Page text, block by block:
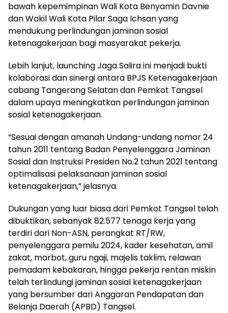
bawah kepemimpinan Wali Kota Benyamin Davnie
dan Wakil Wali Kota Pilar Saga Ichsan yang
mendukung perlindungan jaminan sosial
ketenagakerjaan bagi masyarakat pekerja.
Lebih lanjut, launching Jaga Salira ini menjadi bukti
kolaborasi dan sinergi antara BPJS Ketenagakerjaan
cabang Tangerang Selatan dan Pemkot Tangsel
dalam upaya meningkatkan perlindungan jaminan
sosial ketenagakerjaan.
“Sesuai dengan amanah Undang-undang nomor 24
tahun 2011 tentang Badan Penyelenggara Jaminan
Sosial dan Instruksi Presiden No.2 tahun 2021 tentang
optimalisasi pelaksanaan jaminan sosial
ketenagakerjaan,” jelasnya.
Dukungan yang luar biasa dari Pemkot Tangsel telah
dibuktikan, sebanyak 82.577 tenaga kerja yang
terdiri dari Non-ASN, perangkat RT/RW,
penyelenggara pemilu 2024, kader kesehatan, amil
zakat, marbot, guru ngaji, majelis taklim, relawan
pemadam kebakaran, hingga pekerja rentan miskin
telah terlindungi jaminan sosial ketenagakerjaan
yang bersumber dari Anggaran Pendapatan dan
Belanja Daerah (APBD) Tangsel.